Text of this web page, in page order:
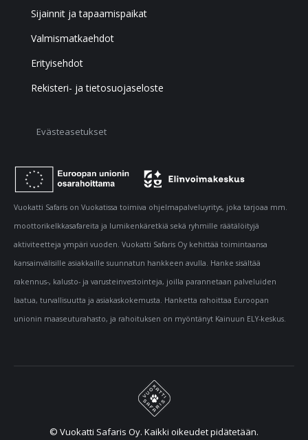
Sijainnit ja tapaamispaikat
Valmismatkaehdot
Erityisehdot
Rekisteri- ja tietosuojaseloste
Evästeasetukset
Vuokatti Safaris on Vuokatissa toimiva ohjelmapalveluyritys, joka tarjoaa mm.
moottorikelkkasafareita ja lumikenkäretkiä sekä ryhmille räätälöityjä
aktiviteetteja ympäri vuoden. Vuokatti Safaris Oy kehittää toimintaansa
kansainvälisille asiakkaille suunnatun hankkeen avulla. Hanke sisältää
rakennus-, kalusto- ja varusteinvestointeja, joilla parannetaan palveluiden
laatua, turvallisuutta ja asiakaskokemusta. Hanketta rahoittaa Euroopan
unionin maaseuturahasto, ja rahoituksen on myöntänyt Kainuun ELY-keskus.
© Vuokatti Safaris Oy. Kaikki oikeudet pidätetään.